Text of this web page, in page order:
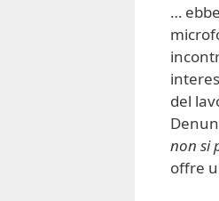
…
del
non si
offre